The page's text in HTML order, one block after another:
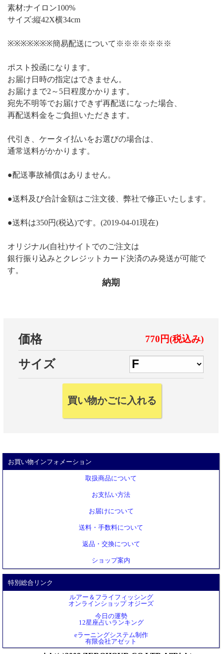
素材:ナイロン100%
サイズ:縦42X横34cm
※※※※※※※簡易配送について※※※※※※※
ポスト投函になります。
お届け日時の指定はできません。
お届けまで2～5日程度かかります。
宛先不明等でお届けできず再配送になった場合、
再配送料金をご負担いただきます。
代引き、ケータイ払いをお選びの場合は、
通常送料がかかります。
●配送事故補償はありません。
●送料及び合計金額はご注文後、弊社で修正いたします。
●送料は350円(税込)です。(2019-04-01現在)
オリジナル(自社)サイトでのご注文は
銀行振り込みとクレジットカード決済のみ発送が可能で
す。
納期
価格 770円(税込み)
サイズ
お買い物インフォメーション
取扱商品について
お支払い方法
お届けについて
送料・手数料について
返品・交換について
ショップ案内
特別総合リンク
ルアー＆フライフィッシング
オンラインショップ オジーズ
今日の運勢
12星座占いランキング
eラーニングシステム制作
有限会社アゼット